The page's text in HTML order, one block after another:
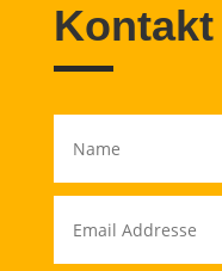
Kontakt